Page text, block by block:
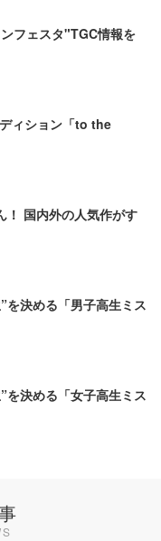
フェスタ"TGC情報を
ィション「to the
！ 国内外の人気作がす
を決める「男子高生ミス
を決める「女子高生ミス